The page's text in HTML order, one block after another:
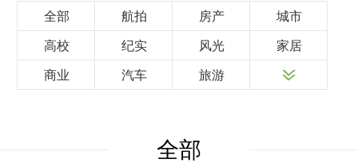
全部 航拍 房产 城市
高校 纪实 风光 家居
商业 汽车 旅游
全部